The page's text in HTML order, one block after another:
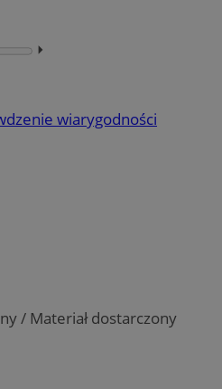
⏵︎
wiarygodności
/ Materiał dostarczony